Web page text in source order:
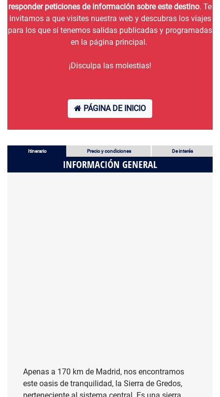
responder peticiones de información sobre este destino. Te
invitamos a que visites nuestra web y descubras los viajes
para los que sí tenemos salidas publicadas y programadas
en la página principal.
¡Disculpa las molestias!
PÁGINA DE INICIO
Itinerario Precio y condiciones De interés
INFORMACIÓN GENERAL
Apenas a 170 km de Madrid, nos encontramos
este oasis de tranquilidad, la Sierra de Gredos,